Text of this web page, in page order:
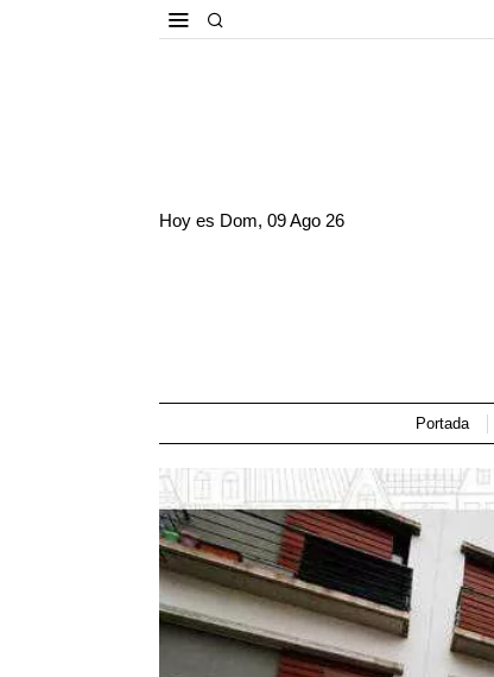
Hoy es Dom, 09 Ago 26
Portada